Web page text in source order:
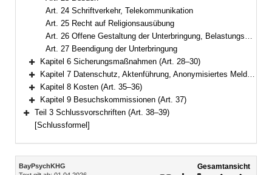
Art. 24 Schriftverkehr, Telekommunikation
Art. 25 Recht auf Religionsausübung
Art. 26 Offene Gestaltung der Unterbringung, Belastungserprobung
Art. 27 Beendigung der Unterbringung
Bereich erweitern
Kapitel 6 Sicherungsmaßnahmen (Art. 28–30)
Bereich erweitern
Kapitel 7 Datenschutz, Aktenführung, Anonymisiertes Melderegister, örtliche Zuständigkeit der Kreisverwaltungsbehörde (Art. 31–34)
Bereich erweitern
Kapitel 8 Kosten (Art. 35–36)
Bereich erweitern
Kapitel 9 Besuchskommissionen (Art. 37)
Bereich erweitern
Teil 3 Schlussvorschriften (Art. 38–39)
[Schlussformel]
Inhalt
BayPsychKHG
Gesamtansicht